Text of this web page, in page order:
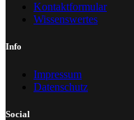
Kontaktformular
Wissenswertes
Info
Impressum
Datenschutz
Social